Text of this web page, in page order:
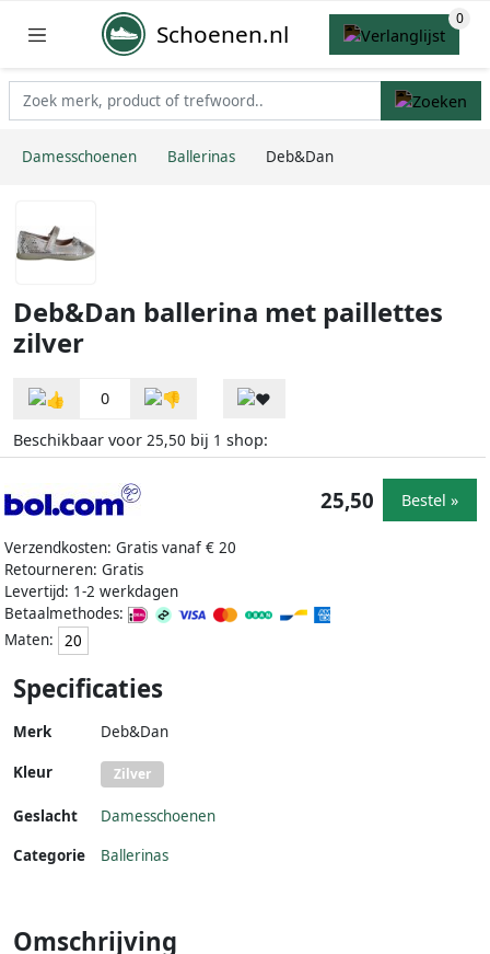
Schoenen.nl
Damesschoenen Ballerinas Deb&Dan
Deb&Dan ballerina met paillettes
zilver
0
Beschikbaar voor 25,50 bij 1 shop:
Verzendkosten: Gratis vanaf € 20
Retourneren: Gratis
Levertijd: 1-2 werkdagen
Betaalmethodes:
Maten:
20
25,50 Bestel »
Specificaties
Merk Deb&Dan
Kleur Zilver
Geslacht
Damesschoenen
Categorie
Ballerinas
Omschrijving